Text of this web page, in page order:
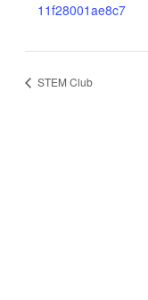
11f28001ae8c7
STEM Club